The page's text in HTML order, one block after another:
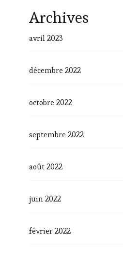
Archives
avril 2023
décembre 2022
octobre 2022
septembre 2022
août 2022
juin 2022
février 2022